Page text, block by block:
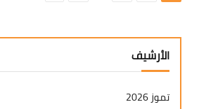
الأرشيف
تموز 2026